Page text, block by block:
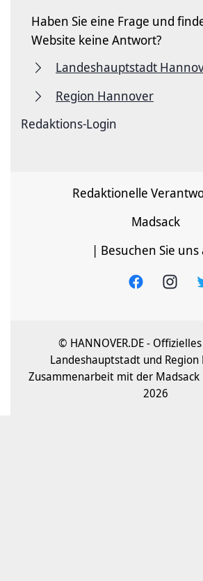
Haben Sie eine Frage und
Website keine Antwort?
Landeshauptstadt
Region Hannover
Redaktions-Login
Redaktionelle
Madsack
| Besuchen Sie uns
© HANNOVER.DE -
Landeshauptstadt und Region
Zusammenarbeit mit der
2026